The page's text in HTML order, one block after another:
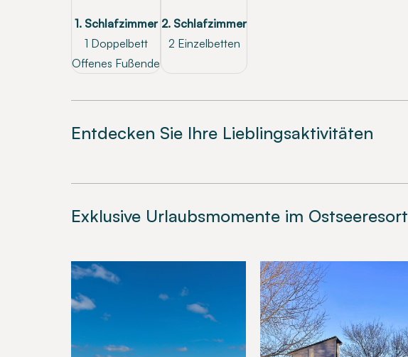
1. Schlafzimmer
1 Doppelbett
Offenes Fußende
2. Schlafzimmer
2 Einzelbetten
Entdecken Sie Ihre Lieblingsaktivitäten
Exklusive Urlaubsmomente im Ostseeresort